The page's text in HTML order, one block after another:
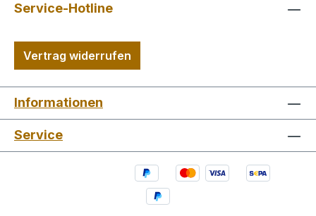
Service-Hotline
Vertrag widerrufen
Informationen
Service